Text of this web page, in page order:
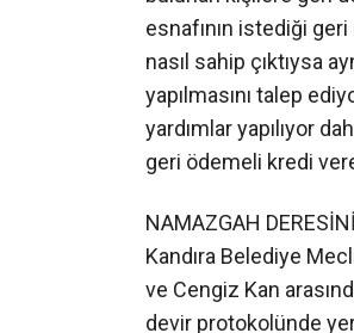
yardımlar yapılıyor
geri ödemeli kredi
NAMAZGAH
Kandıra Belediye
ve Cengiz Kan
devir protokolünde
sürerken Kandıra
Büyükşehir Belediye
yapamadığından